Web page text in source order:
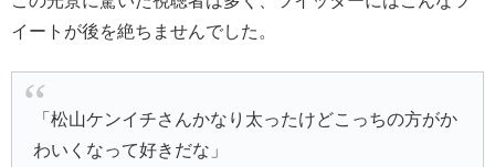
イートが後を絶ちませんでした。
「松山ケンイチさんかなり太ったけどこっちの方がか
わいくなって好きだな」